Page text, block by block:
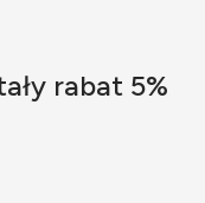
rabat 5%